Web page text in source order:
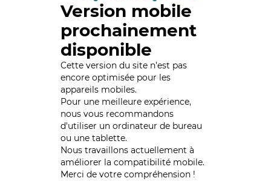
Version mobile
prochainement
disponible
Cette version du site n’est pas
encore optimisée pour les
appareils mobiles.
Pour une meilleure expérience,
nous vous recommandons
d'utiliser un ordinateur de bureau
ou une tablette.
Nous travaillons actuellement à
améliorer la compatibilité mobile.
Merci de votre compréhension !